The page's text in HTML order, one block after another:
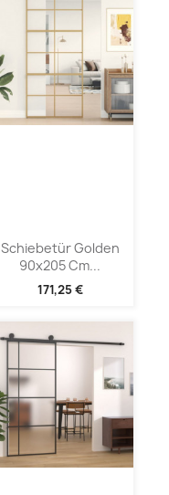
Schiebetür Golden
90x205 Cm...
171,25 €